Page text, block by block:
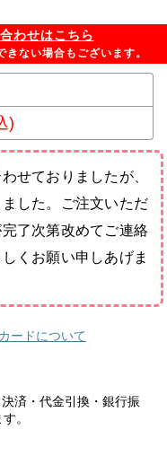
わせはこちら
ない場合もございます。
)
せておりましたが、
した。ご注文いただ
了次第改めてご連絡
くお願い申しあげま
済・代金引換・銀行振
。